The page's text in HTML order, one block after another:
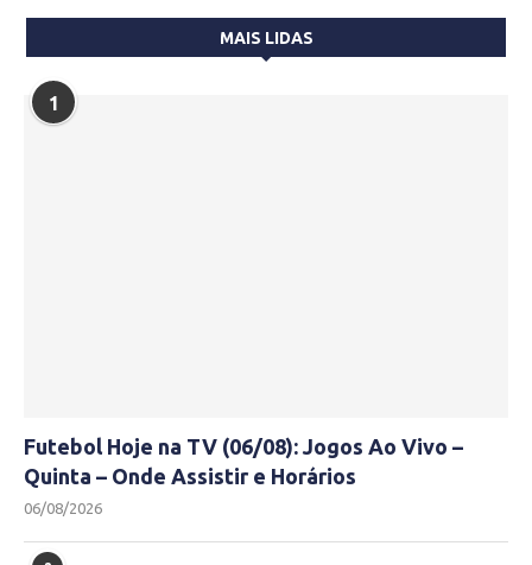
MAIS LIDAS
1
Futebol Hoje na TV (06/08): Jogos Ao Vivo –
Quinta – Onde Assistir e Horários
06/08/2026